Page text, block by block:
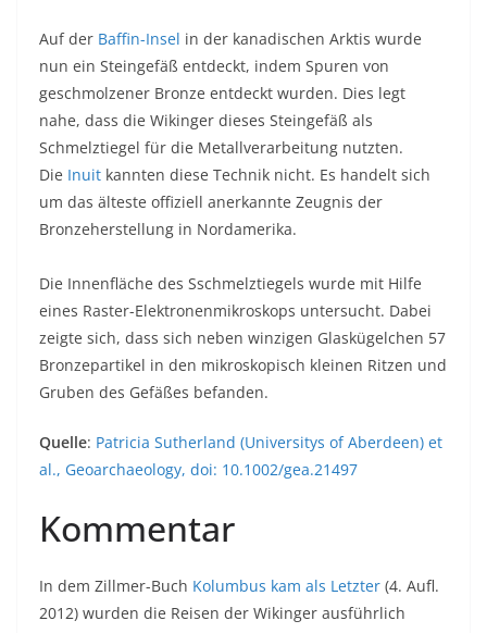
Auf der Baffin-Insel in der kanadischen Arktis wurde
nun ein Steingefäß entdeckt, indem Spuren von
geschmolzener Bronze entdeckt wurden. Dies legt
nahe, dass die Wikinger dieses Steingefäß als
Schmelztiegel für die Metallverarbeitung nutzten.
Die Inuit kannten diese Technik nicht. Es handelt sich
um das älteste offiziell anerkannte Zeugnis der
Bronzeherstellung in Nordamerika.
Die Innenfläche des Sschmelztiegels wurde mit Hilfe
eines Raster-Elektronenmikroskops untersucht. Dabei
zeigte sich, dass sich neben winzigen Glaskügelchen 57
Bronzepartikel in den mikroskopisch kleinen Ritzen und
Gruben des Gefäßes befanden.
Quelle: Patricia Sutherland (Universitys of Aberdeen) et
al., Geoarchaeology, doi: 10.1002/gea.21497
Kommentar
In dem Zillmer-Buch Kolumbus kam als Letzter (4. Aufl.
2012) wurden die Reisen der Wikinger ausführlich